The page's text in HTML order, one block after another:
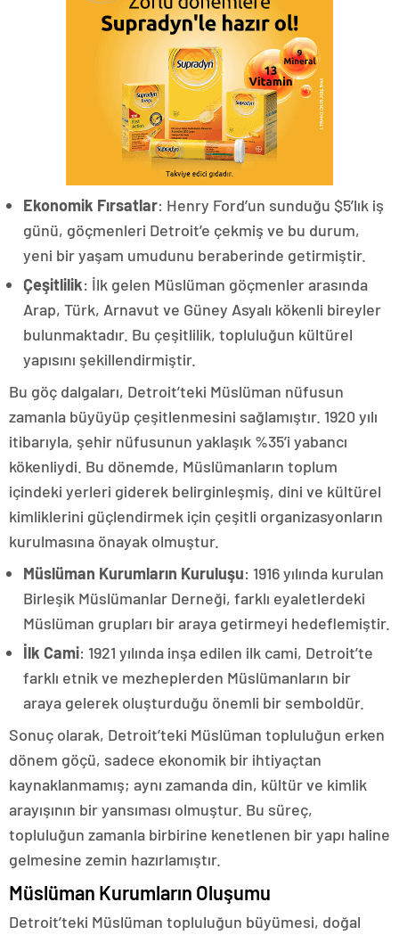
Ekonomik Fırsatlar: Henry Ford’un sunduğu $5’lık iş
günü, göçmenleri Detroit’e çekmiş ve bu durum,
yeni bir yaşam umudunu beraberinde getirmiştir.
Çeşitlilik: İlk gelen Müslüman göçmenler arasında
Arap, Türk, Arnavut ve Güney Asyalı kökenli bireyler
bulunmaktadır. Bu çeşitlilik, topluluğun kültürel
yapısını şekillendirmiştir.
Bu göç dalgaları, Detroit’teki Müslüman nüfusun
zamanla büyüyüp çeşitlenmesini sağlamıştır. 1920 yılı
itibarıyla, şehir nüfusunun yaklaşık %35’i yabancı
kökenliydi. Bu dönemde, Müslümanların toplum
içindeki yerleri giderek belirginleşmiş, dini ve kültürel
kimliklerini güçlendirmek için çeşitli organizasyonların
kurulmasına önayak olmuştur.
Müslüman Kurumların Kuruluşu: 1916 yılında kurulan
Birleşik Müslümanlar Derneği, farklı eyaletlerdeki
Müslüman grupları bir araya getirmeyi hedeflemiştir.
İlk Cami: 1921 yılında inşa edilen ilk cami, Detroit’te
farklı etnik ve mezheplerden Müslümanların bir
araya gelerek oluşturduğu önemli bir semboldür.
Sonuç olarak, Detroit’teki Müslüman topluluğun erken
dönem göçü, sadece ekonomik bir ihtiyaçtan
kaynaklanmamış; aynı zamanda din, kültür ve kimlik
arayışının bir yansıması olmuştur. Bu süreç,
topluluğun zamanla birbirine kenetlenen bir yapı haline
gelmesine zemin hazırlamıştır.
Müslüman Kurumların Oluşumu
Detroit’teki Müslüman topluluğun büyümesi, doğal